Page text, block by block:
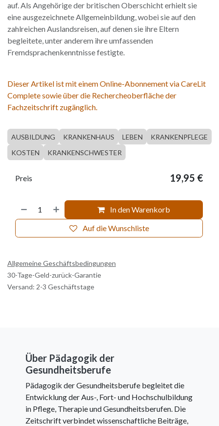
auf. Als Angehörige der britischen Oberschicht erhielt sie
eine ausgezeichnete Allgemeinbildung, wobei sie auf den
zahlreichen Auslandsreisen, auf denen sie ihre Eltern
begleitete, unter anderem ihre umfassenden
Fremdsprachenkenntnisse festigte.
Dieser Artikel ist mit einem Online-Abonnement via CareLit
Complete sowie über die Rechercheoberfläche der
Fachzeitschrift zugänglich.
AUSBILDUNG KRANKENHAUS LEBEN
KRANKENPFLEGE
KOSTEN
KRANKENSCHWESTER
In den Warenkorb
Auf die Wunschliste
Preis 19,95 €
Allgemeine Geschäftsbedingungen
30-Tage-Geld-zurück-Garantie
Versand: 2-3 Geschäftstage
Über Pädagogik der
Gesundheitsberufe
Pädagogik der Gesundheitsberufe begleitet die
Entwicklung der Aus-, Fort- und Hochschulbildung
in Pflege, Therapie und Gesundheitsberufen. Die
Zeitschrift verbindet wissenschaftliche Beiträge,